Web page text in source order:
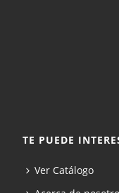
TE PUEDE
Ver Catálogo